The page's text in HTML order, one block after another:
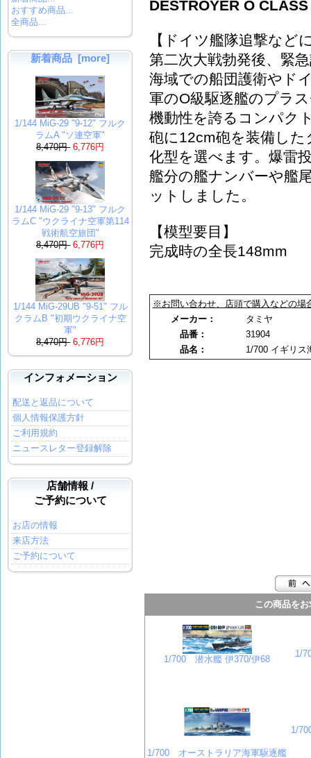
おすすめ商品...
全商品...
新着商品 [more]
1/144 MiG-29 "9-12" フルク
ラムA "ソ連空軍"
8,470円 6,776円
1/144 MiG-29 "9-13" フルク
ラムC "ウクライナ空軍第114
戦術航空旅団"
8,470円 6,776円
1/144 MiG-29UB "9-51" フル
クラムB "初期ウクライナ空
軍"
8,470円 6,776円
インフォメーション
配送と返品について
個人情報保護方針
ご利用規約
ニュースレター登録解除
店舗情報 /
ご予約について
お店の情報
来店方法
ご予約について
DESTROYER O CLASS
【ドイツ艦隊追撃など
第二次大戦勃発後、緊
海域での船団護衛やド
軍のO級駆逐艦のプラ
機動性を誇るコンパク
砲に12cm砲を装備し
化型を選べます。爆雷
艦分の艦ナンバーや艦
ットしました。
【模型要目】
完成時の全長148mm
※お問い合わせ、店頭で購入などの場
メーカー：
タミヤ
品番：
31904
品名：
1/700 イギリス
この商品を
1/700 潜水艦 伊370/伊68
1/
1/700 オーストラリア海軍駆逐艦
1/